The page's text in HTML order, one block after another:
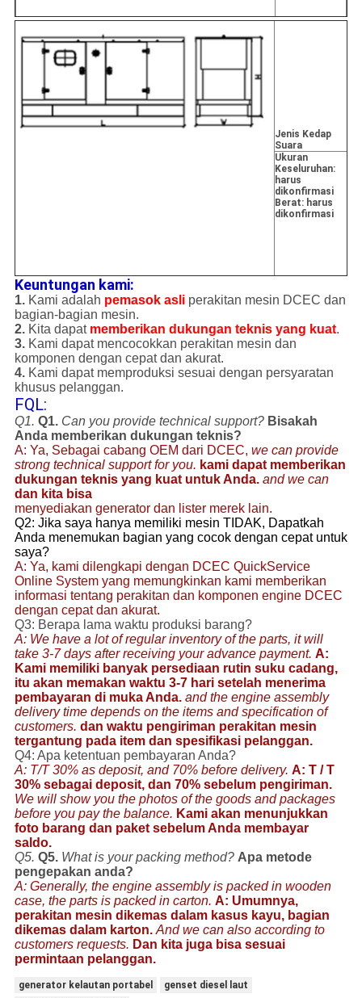
Jenis Kedap
Suara
Ukuran
Keseluruhan:
harus
dikonfirmasi
Berat: harus
dikonfirmasi
Keuntungan kami:
1. Kami adalah pemasok asliperakitan mesin DCEC dan
bagian-bagian mesin.
2.Kita dapat memberikan dukungan teknis yang kuat.
3.Kami dapat mencocokkan perakitan mesin dan
komponen dengan cepat dan akurat.
4.Kami dapat memproduksi sesuai dengan persyaratan
khusus pelanggan.
FQL:
Q1. Q1. Can you provide technical support? Bisakah
Anda memberikan dukungan teknis?
A: Ya, Sebagai cabang OEM dari DCEC, we can provide
strong technical support for you. kami dapat memberikan
dukungan teknis yang kuat untuk Anda. and we can
dan kita bisa
menyediakan generator dan lister merek lain.
Q2: Jika saya hanya memiliki mesin TIDAK, Dapatkah
Anda menemukan bagian yang cocok dengan cepat untuk
saya?
A: Ya, kami dilengkapi dengan DCEC QuickService
Online System yang memungkinkan kami memberikan
informasi tentang perakitan dan komponen engine DCEC
dengan cepat dan akurat.
Q3: Berapa lama waktu produksi barang?
A: We have a lot of regular inventory of the parts, it will
take 3-7 days after receiving your advance payment. A:
Kami memiliki banyak persediaan rutin suku cadang,
itu akan memakan waktu 3-7 hari setelah menerima
pembayaran di muka Anda. and the engine assembly
delivery time depends on the items and specification of
customers. dan waktu pengiriman perakitan mesin
tergantung pada item dan spesifikasi pelanggan.
Q4: Apa ketentuan pembayaran Anda?
A: T/T 30% as deposit, and 70% before delivery. A: T / T
30% sebagai deposit, dan 70% sebelum pengiriman.
We will show you the photos of the goods and packages
before you pay the balance. Kami akan menunjukkan
foto barang dan paket sebelum Anda membayar
saldo.
Q5. Q5. What is your packing method? Apa metode
pengepakan anda?
A: Generally, the engine assembly is packed in wooden
case, the parts is packed in carton. A: Umumnya,
perakitan mesin dikemas dalam kasus kayu, bagian
dikemas dalam karton. And we can also according to
customers requests. Dan kita juga bisa sesuai
permintaan pelanggan.
generator kelautan portabel
genset diesel laut